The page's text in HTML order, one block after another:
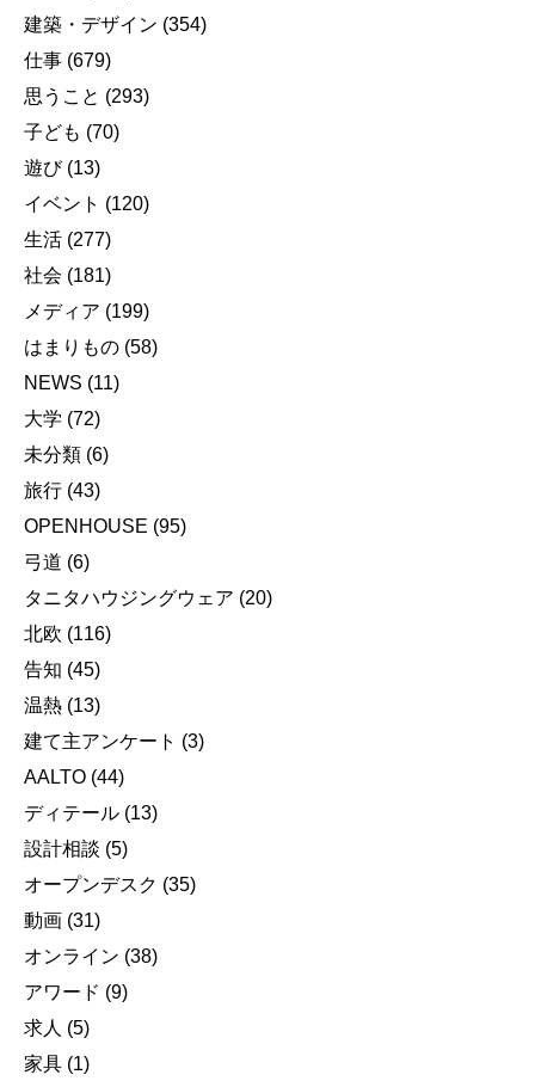
建築・デザイン (354)
仕事 (679)
思うこと (293)
子ども (70)
遊び(13)
イベント (120)
生活 (277)
社会 (181)
メディア (199)
はまりもの (58)
NEWS (11)
大学 (72)
未分類 (6)
旅行 (43)
OPENHOUSE (95)
弓道 (6)
タニタハウジングウェア (20)
北欧 (116)
告知 (45)
温熱 (13)
建て主アンケート (3)
AALTO (44)
ディテール (13)
設計相談 (5)
オープンデスク (35)
動画 (31)
オンライン (38)
アワード (9)
求人 (5)
家具 (1)